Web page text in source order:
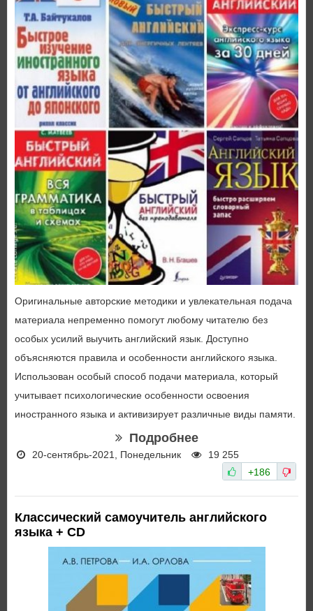
Оригинальные авторские методики и увлекательная подача
материала непременно помогут любому читателю без
особых усилий выучить английский язык. Доступно
объясняются правила и особенности английского языка.
Использован особый способ подачи материала, который
учитывает психологические особенности освоения
иностранного языка и активизирует различные виды памяти.
Подробнее
20-сентябрь-2021, Понедельник
19 255
+186
Классический самоучитель английского
языка + CD